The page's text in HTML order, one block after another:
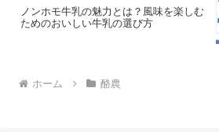
ノンホモ牛乳の魅力とは？風味を楽しむ
ためのおいしい牛乳の選び方
ホーム 酪農